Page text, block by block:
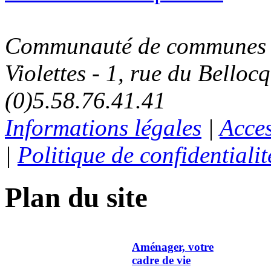
Communauté de
Violettes - 1, rue du
(0)5.58.76.41.41
Informations légales |
| Politique de
Plan du site
Aménager, votre
cadre de vie